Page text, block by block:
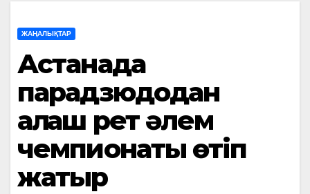
ЖАҢАЛЫҚТАР
Астанада
парадзюдодан
алғаш рет әлем
чемпионаты өтіп
жатыр